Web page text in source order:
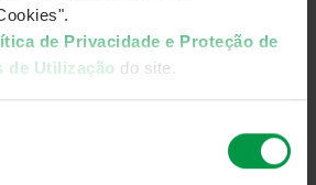
de Privacidade e Proteção de
de Utilização do site.